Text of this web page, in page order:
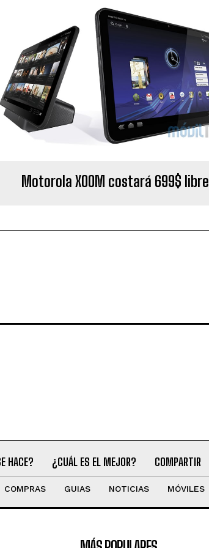
Motorola XOOM costará 699$ libre
HACE? ¿CUÁL ES EL MEJOR? COMPARTIR
COMPRAS GUIAS NOTICIAS MÓVILES